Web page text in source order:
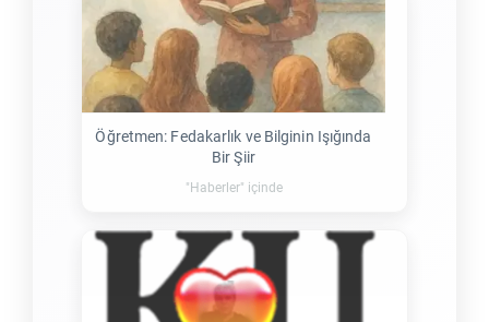
Öğretmen: Fedakarlık ve Bilginin Işığında
Bir Şiir
"Haberler" içinde